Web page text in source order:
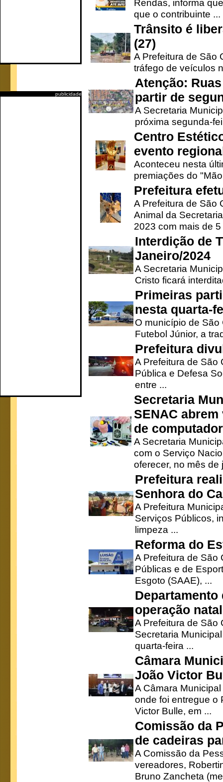
publicidade
Rendas, informa
que o contribuinte ...
Trânsito é
(27)
A Prefeitura de São
tráfego de veículos
Atenção:
partir de
A Secretaria
próxima segunda-
Centro
evento
Aconteceu nesta
premiações do
Prefeitura
A Prefeitura de São
Animal da
2023 com mais de 5
Interdição de
Janeiro/2024
A Secretaria
Cristo ficará
Primeiras
nesta quarta-
O município de
Futebol Júnior, a
Prefeitura
A Prefeitura de São
Pública e Defesa
entre ...
Secretaria
SENAC
de
A Secretaria
com o Serviço
oferecer, no mês de
Prefeitura
Senhora do
A Prefeitura
Serviços Públicos,
limpeza ...
Reforma do
A Prefeitura de São
Públicas e de
Esgoto (SAAE), ...
operação
A Prefeitura de São
Secretaria
quarta-feira ...
Câmara
João Victor
A Câmara
onde foi entregue o
Victor Bulle, em ...
Comissão da
de cadeiras
A Comissão da
vereadores,
Bruno Zancheta